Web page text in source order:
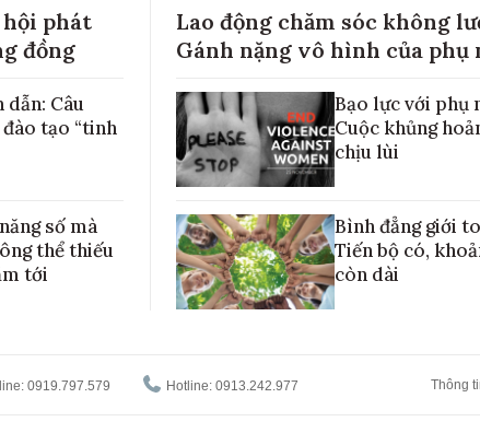
hội phát
đồng
dẫn: Câu
đào tạo “tinh
số mà
thể thiếu
tới
Lao động chăm sóc không
Gánh nặng vô hình của phụ
Bạo lực với phụ
Cuộc khủng
chịu lùi
Bình đẳng giới
Tiến bộ có,
còn dài
0919.797.579 Hotline: 0913.242.977 Thông